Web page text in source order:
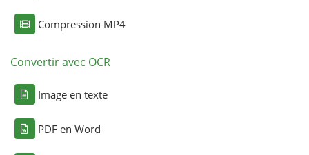
Compression MP4
Convertir avec OCR
Image en texte
PDF en Word